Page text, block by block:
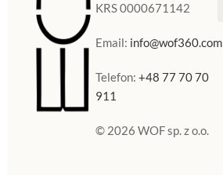
KRS 0000671142
Email: info@wof360.com
Telefon:+48 77 70 70
911
© 2026 WOF sp. z o.o.